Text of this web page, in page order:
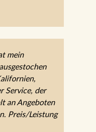
mein
Service, der
an Angeboten
Preis/Leistung